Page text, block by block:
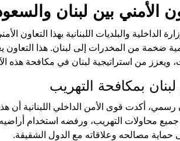
الأمني بين لبنان
الداخلية والبلديات اللبنانية بهذا
ضخمة من المخدرات إلى لبنان. هذا التعاون
ويعزز من استراتيجية لبنان في مكافحة هذه
لبنان بمكافحة التهريب
رسمي، أكدت قوى الأمن الداخلي اللبنانية أن
جميع محاولات التهريب، ورفضه استخدام
حماية مصالحه وعلاقاته مع الدول الشقيقة.